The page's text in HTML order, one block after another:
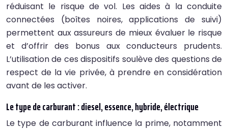
réduisant le risque de vol. Les aides à la conduite
connectées (boîtes noires, applications de suivi)
permettent aux assureurs de mieux évaluer le risque
et d’offrir des bonus aux conducteurs prudents.
L’utilisation de ces dispositifs soulève des questions de
respect de la vie privée, à prendre en considération
avant de les activer.
Le type de carburant : diesel, essence, hybride, électrique
Le type de carburant influence la prime, notamment